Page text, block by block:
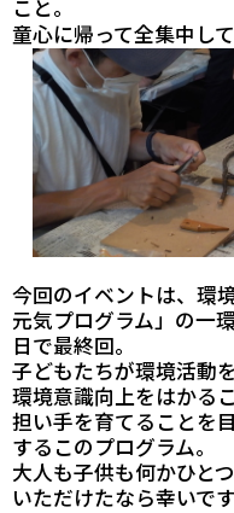
こと。
童心に帰って全集中し
今回のイベントは、環
元気プログラム 」の一
日で最終回。
子どもたちが環境活動
環境意識向上をはかる
担い手を育てることを
するこのプログラム。
大人も子供も何かひと
いただけたなら幸いです